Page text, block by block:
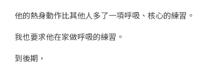
他的熱身動作比其他人多了一項呼吸、核心的練習。
我也要求他在家做呼吸的練習。
到後期，